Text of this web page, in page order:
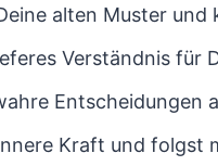
alten Muster und
Verständnis für
Entscheidungen
Kraft und folgst